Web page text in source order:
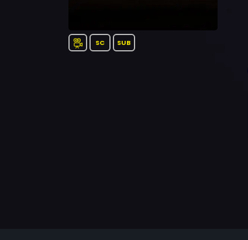
SC SUB